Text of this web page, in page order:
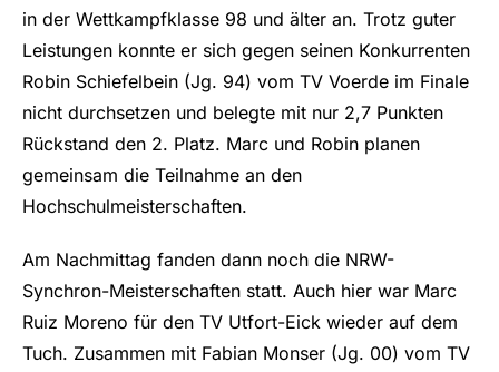
in der Wettkampfklasse 98 und älter an. Trotz guter
Leistungen konnte er sich gegen seinen Konkurrenten
Robin Schiefelbein (Jg. 94) vom TV Voerde im Finale
nicht durchsetzen und belegte mit nur 2,7 Punkten
Rückstand den 2. Platz. Marc und Robin planen
gemeinsam die Teilnahme an den
Hochschulmeisterschaften.
Am Nachmittag fanden dann noch die NRW-
Synchron-Meisterschaften statt. Auch hier war Marc
Ruiz Moreno für den TV Utfort-Eick wieder auf dem
Tuch. Zusammen mit Fabian Monser (Jg. 00) vom TV